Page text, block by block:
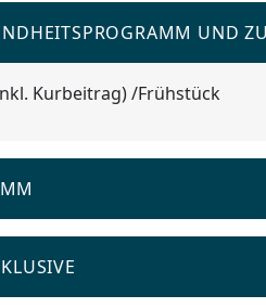
UND
Kurbeitrag) /Frühstück